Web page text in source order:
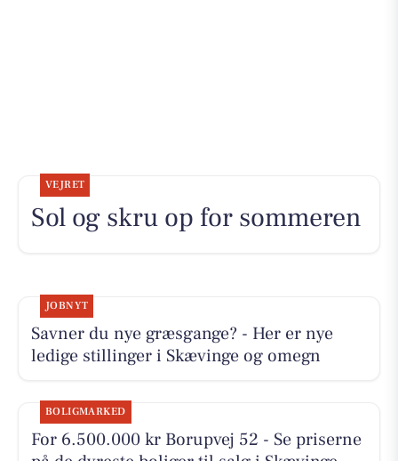
VEJRET
Sol og skru op for sommeren
JOBNYT
Savner du nye græsgange? - Her er nye
ledige stillinger i Skævinge og omegn
BOLIGMARKED
For 6.500.000 kr Borupvej 52 - Se priserne